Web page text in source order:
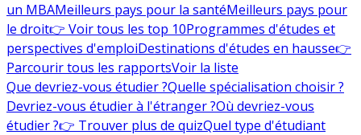
un MBAMeilleurs pays pour la santéMeilleurs pays pour
le droit👉 Voir tous les top 10Programmes d'études et
perspectives d'emploiDestinations d'études en hausse👉
Parcourir tous les rapportsVoir la liste
Que devriez-vous étudier ?Quelle spécialisation choisir ?
Devriez-vous étudier à l'étranger ?Où devriez-vous
étudier ?👉 Trouver plus de quizQuel type d'étudiant